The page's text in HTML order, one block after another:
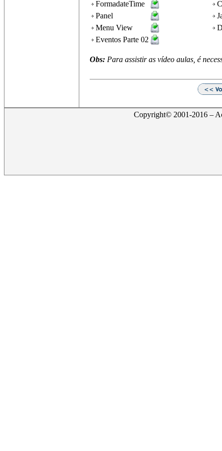
FormadateTime
Panel
Menu View
Eventos Parte 02
Obs: Para assistir as vídeo aulas, é
Copyright© 2001-2016 –